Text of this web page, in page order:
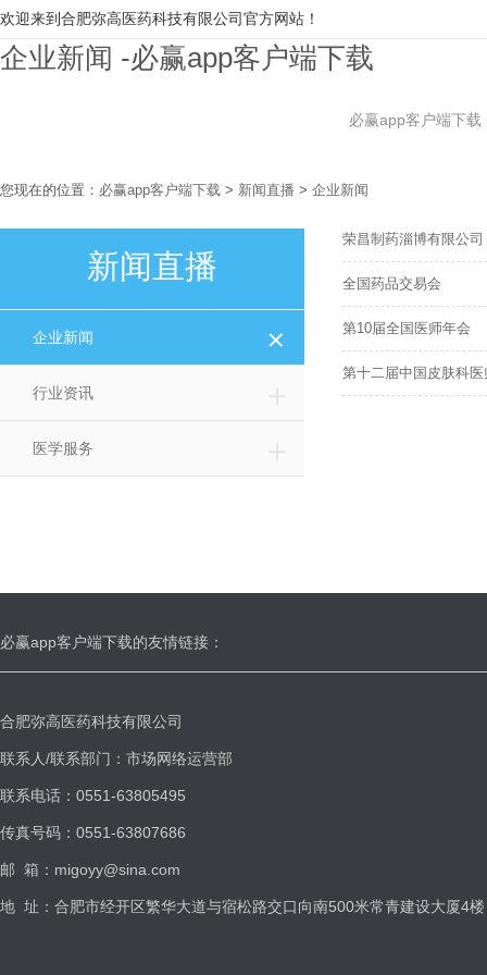
欢迎来到合肥弥高医药科技有限公司官方网站！
企业新闻 -必赢app客户端下载
必赢app客户端下载
您现在的位置： 必赢app客户端下载 > 新闻直播 > 企业新闻
新闻直播
企业新闻 ＋
行业资讯
医学服务
荣昌制药淄博有限公司
全国药品交易会
第10届全国医师年会
第十二届中国皮肤科医
必赢app客户端下载的友情链接：
合肥弥高医药科技有限公司
联系人/联系部门：市场网络运营部
联系电话：0551-63805495
传真号码：0551-63807686
邮 箱： migoyy@sina.com
地 址：合肥市经开区繁华大道与宿松路交口向南500米常青建设大厦4楼